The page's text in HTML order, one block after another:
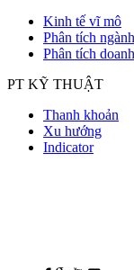
Kinh tế vĩ mô
Phân tích ngành
Phân tích
PT KỸ THUẬT
Thanh khoản
Xu hướng
Indicator